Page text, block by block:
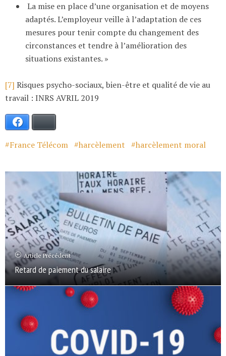
La mise en place d’une organisation et de moyens
adaptés. L’employeur veille à l’adaptation de ces
mesures pour tenir compte du changement des
circonstances et tendre à l’amélioration des
situations existantes. »
[7] Risques psycho-sociaux, bien-être et qualité de vie au
travail : INRS AVRIL 2019
France Télécom harcèlement harcèlement moral
Article Précédent
Retard de paiement du salaire